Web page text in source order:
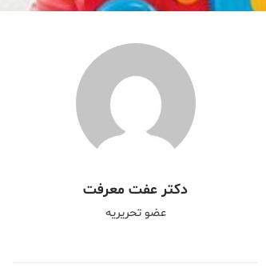
دکتر عفت معرفت
عضو تحریریه